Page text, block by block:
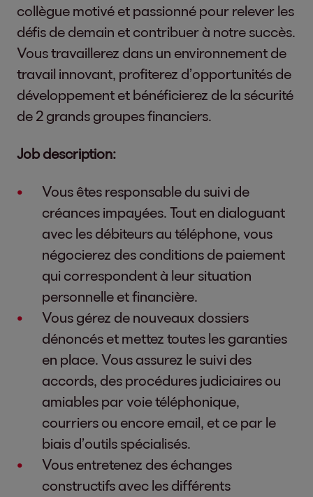
collègue motivé et passionné pour relever les
défis de demain et contribuer à notre succès.
Vous travaillerez dans un environnement de
travail innovant, profiterez d’opportunités de
développement et bénéficierez de la sécurité
de 2 grands groupes financiers.
Job description:
Vous êtes responsable du suivi de
créances impayées. Tout en dialoguant
avec les débiteurs au téléphone, vous
négocierez des conditions de paiement
qui correspondent à leur situation
personnelle et financière.
Vous gérez de nouveaux dossiers
dénoncés et mettez toutes les garanties
en place. Vous assurez le suivi des
accords, des procédures judiciaires ou
amiables par voie téléphonique,
courriers ou encore email, et ce par le
biais d’outils spécialisés.
Vous entretenez des échanges
constructifs avec les différents